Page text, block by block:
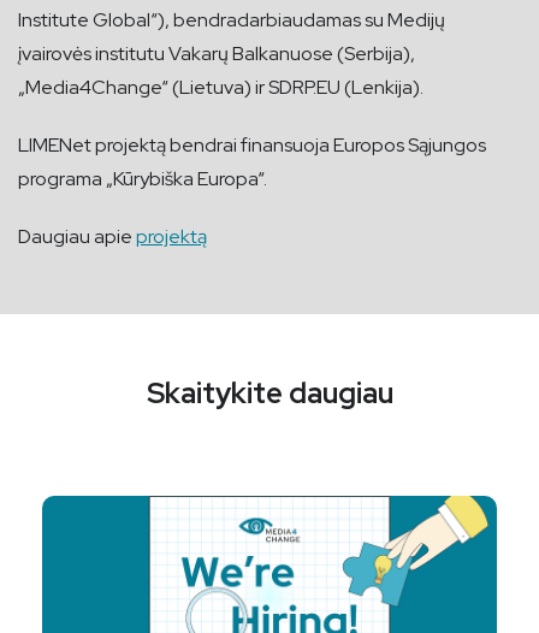
Institute Global“), bendradarbiaudamas su Medijų
įvairovės institutu Vakarų Balkanuose (Serbija),
„Media4Change“ (Lietuva) ir SDRP.EU (Lenkija).
LIMENet projektą bendrai finansuoja Europos Sąjungos
programa „Kūrybiška Europa“.
Daugiau apieprojektą
Skaitykite daugiau